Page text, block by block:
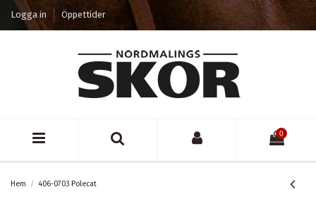
Logga in Öppettider
0
Hem 406-0703 Polecat